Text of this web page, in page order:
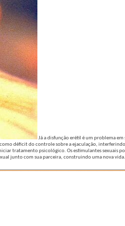
Já a disfunção erétil é um problema
como déficit do controle sobre a ejaculação,
tratamento psicológico. Os estimulantes sexuais
junto com sua parceira, construindo uma nova vida.